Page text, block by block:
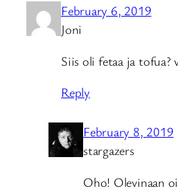
February 6, 2019
Joni
Siis oli fetaa ja tofua?
Reply
February 8, 2019
stargazers
Oho! Olevinaan